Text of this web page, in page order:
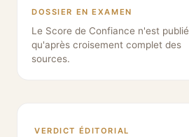
DOSSIER EN EXAMEN
Le Score de Confiance n'est publié
qu'après croisement complet des
sources.
VERDICT ÉDITORIAL